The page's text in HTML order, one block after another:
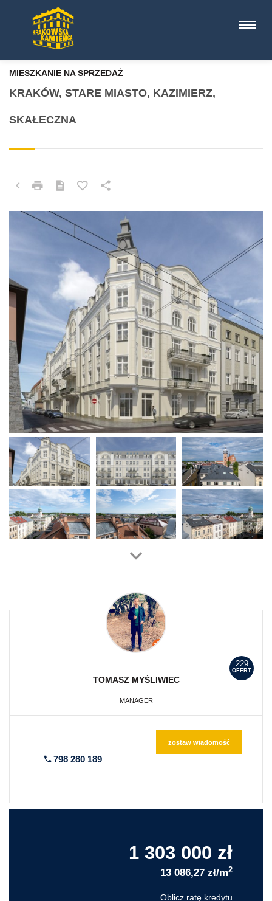
KRAKÓW, STARE MIASTO, KAZIMIERZ,
SKAŁECZNA
MIESZKANIE NA SPRZEDAŻ
229
OFERT
TOMASZ MYŚLIWIEC
MANAGER
798 280 189
zostaw wiadomość
1 303 000 zł
13 086,27 zł/m2
Oblicz ratę kredytu